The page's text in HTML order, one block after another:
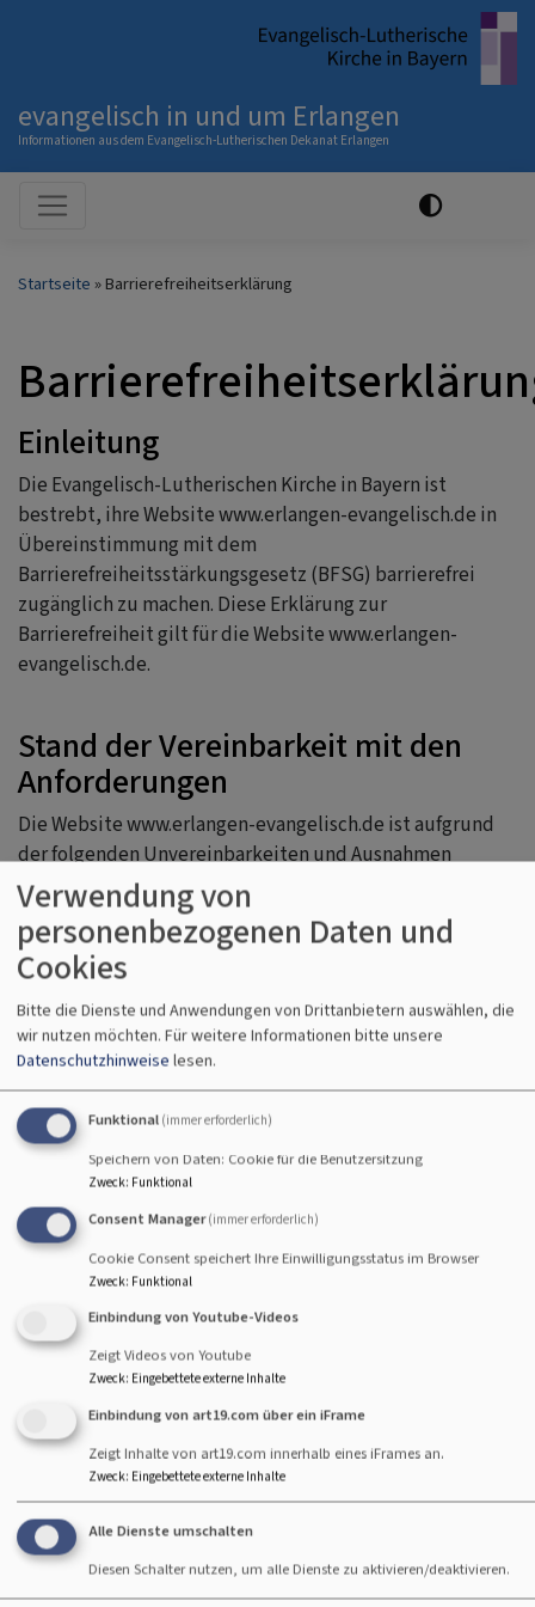
evangelisch in und um Erlangen
Informationen aus dem Evangelisch-Lutherischen Dekanat Erlangen
Hauptnavigation
Startseite Barrierefreiheitserklärung
Einleitung
Die Evangelisch-Lutherischen Kirche in Bayern ist
bestrebt, ihre Website www.erlangen-evangelisch.de in
Übereinstimmung mit dem
Barrierefreiheitsstärkungsgesetz (BFSG) barrierefrei
zugänglich zu machen. Diese Erklärung zur
Barrierefreiheit gilt für die Website www.erlangen-
evangelisch.de.
Stand der Vereinbarkeit mit den
Anforderungen
Die Website www.erlangen-evangelisch.de ist aufgrund
der folgenden Unvereinbarkeiten und Ausnahmen
teilweise mit dem Barrierefreiheitsstärkungsgesetz
(BFSG) vereinbar.
Einschränkungen in der
Barrierefreiheit beim ThemeVK
Philippus next
Hier den Text für vk_blockly einfügen.
Nicht barrierefreie Inhalte
Die nachstehend aufgeführten Inhalte sind aus den
folgenden Gründen nicht barrierefrei:
Barrieren Melden, Feedback und
Kontaktangaben
Sind Ihnen Barrieren beim Zugang zu Inhalten auf
www.erlangen-evangelisch.de aufgefallen? Dann können
Sie sich gerne bei uns melden. Wir freuen uns auf Ihr
Feedback und bemühen uns, die gemeldeten Barrieren
in Rahmen der technischen und wirtschaftlichen
Möglichkeiten schnellstmöglich zu beheben. Bitte teilen
Verwendung von
personenbezogenen Daten und
Cookies
Bitte die Dienste und Anwendungen von Drittanbietern auswählen, die
wir nutzen möchten. Für weitere Informationen bitte unsere
Datenschutzhinweise lesen.
Funktional (immer erforderlich)
Speichern von Daten: Cookie für die Benutzersitzung
Zweck: Funktional
Consent Manager (immer erforderlich)
Cookie Consent speichert Ihre Einwilligungsstatus im Browser
Zweck: Funktional
Einbindung von Youtube-Videos
Zeigt Videos von Youtube
Zweck: Eingebettete externe Inhalte
Einbindung von art19.com über ein iFrame
Zeigt Inhalte von art19.com innerhalb eines iFrames an.
Zweck: Eingebettete externe Inhalte
Alle Dienste umschalten
Diesen Schalter nutzen, um alle Dienste zu aktivieren/deaktivieren.